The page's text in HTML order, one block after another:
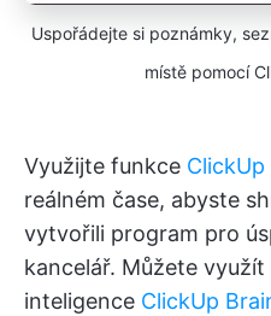
Uspořádejte si poznámky,
místě pomocí
Využijte funkce ClickUp
reálném čase, abyste
vytvořili program pro
kancelář. Můžete
inteligence ClickUp